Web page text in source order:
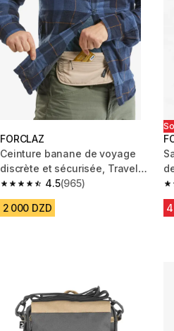
FORCLAZ
Ceinture banane de voyage
discrète et sécurisée, Travel
RFID beige4.5
4.5 out of 5 stars from 965 reviews
(965)
2 000 DZD